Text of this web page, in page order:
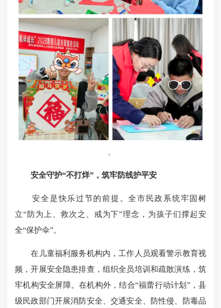
安全守护“不打烊”，筑牢防线护平安
安全是快乐过节的前提。全市民政系统牢固树
立“防为上、救次之、戒为下”理念，为孩子们撑起安
全“保护伞”。
在儿童福利服务机构内，工作人员观看警示教育视
频，开展安全隐患排查，组织全员培训和疏散演练， 筑
牢机构安全屏障。在机构外，结合“福蕾行动计划”，县
级民政部门开展消防安全、交通安全、防性侵、防毒品